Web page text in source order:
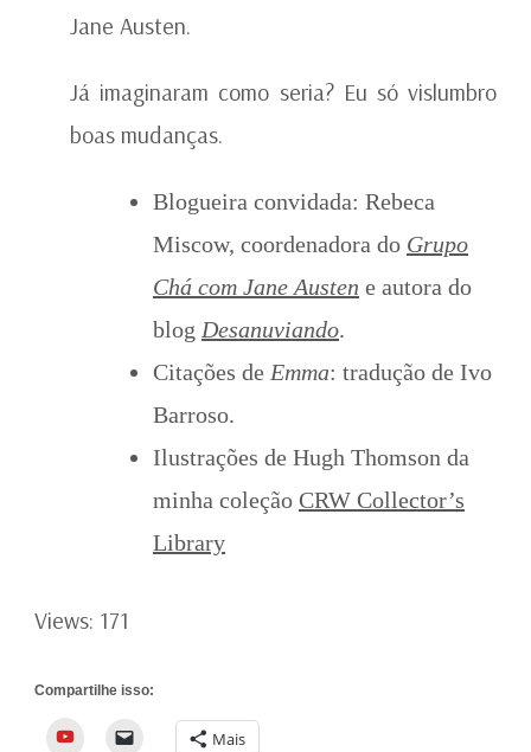
Jane Austen.
Já imaginaram como seria? Eu só vislumbro
boas mudanças.
Blogueira convidada: Rebeca
Miscow, coordenadora do Grupo
Chá com Jane Austen e autora do
blog Desanuviando.
Citações de Emma: tradução de Ivo
Barroso.
Ilustrações de Hugh Thomson da
minha coleção CRW Collector’s
Library
Views: 171
Compartilhe isso:
YouTube Mais